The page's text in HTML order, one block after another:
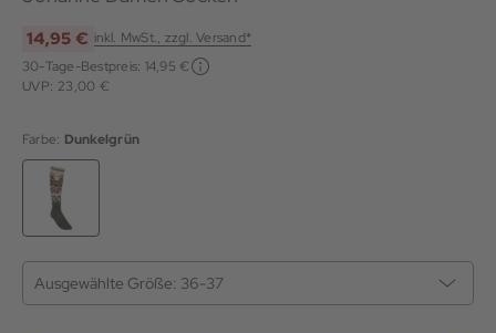
14,95 € inkl. MwSt., zzgl. Versand*
30-Tage-Bestpreis: 14,95 €
UVP: 23,00 €
Farbe: Dunkelgrün
Ausgewählte Größe: 36-37